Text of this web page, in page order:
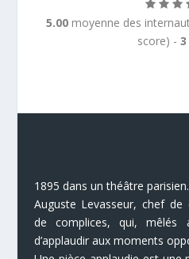
5.00 moyenne des
score) - 3
1895 dans un théâtre parisien.
Auguste Levasseur, chef
de complices, qui, mêlés
d’applaudir aux moments